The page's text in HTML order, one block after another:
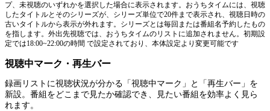
プ、未視聴のいずれかを選択した場合に表示されます。おうちタイムには、視聴
したタイトルとそのシリーズが、シリーズ単位で20件まで表示され、視聴日時の
古いタイトルから表示が外れます。シリーズとは毎回または番組名予約したもの
を指します。外出先視聴では、おうちタイムのリストに追加されません。初期設
定では18:00~22:00の時間 で設定されており、本体設定より変更可能です
視聴中マーク・再生バー
録画リストに視聴状況が分かる「視聴中マーク」と「再生バー」を
新設。番組をどこまで見たか確認でき、見たい番組を効率よく見ら
れます。